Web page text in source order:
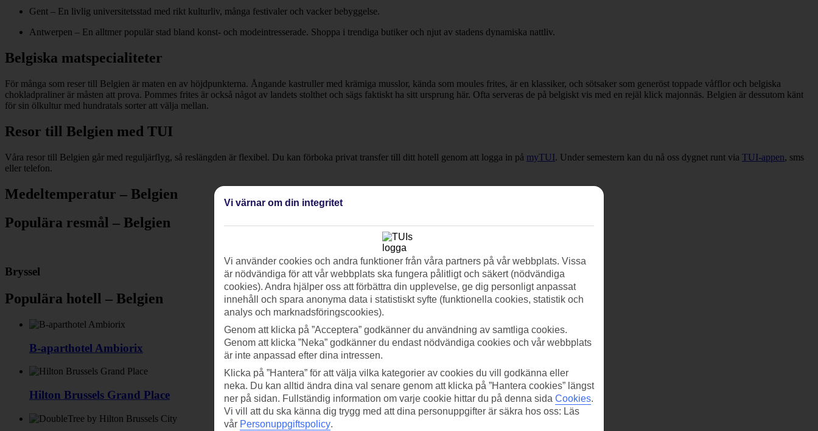
Gent – En livlig universitetsstad med rikt kulturliv, många festivaler och vacker bebyggelse.
Antwerpen – En alltmer populär stad bland konst- och modeintresserade. Shoppa i trendiga butiker och njut av stadens dynamiska nattliv.
Belgiska matspecialiteter
För många som reser till Belgien är maten en av höjdpunkterna. Ångande kastruller med krämiga musslor, kända som moules frites, är en klassiker, och sötsaker som generöst toppade våfflor och belgiska
chokladpraliner är måsten att prova. Pommes frites är också något av landets stolthet och sägs faktiskt ha sitt ursprung här. Ofta serveras de på belgiskt vis med en rejäl klick majonnäs. Belgien är dessutom känt
för sin ölkultur med hundratals sorter att välja mellan.
Resor till Belgien med TUI
Våra resor till Belgien går med reguljärflyg, så reslängden är flexibel. Du kan förboka privat transfer till ditt hotell genom att logga in på myTUI. Under semestern kan du nå oss dygnet runt via TUI-appen, sms
eller telefon.
Medeltemperatur – Belgien
Populära resmål – Belgien
Bryssel
Populära hotell – Belgien
B-aparthotel Ambiorix
Hilton Brussels Grand Place
Vi värnar om din integritet
Vi använder cookies och andra funktioner från våra partners på vår webbplats. Vissa
är nödvändiga för att vår webbplats ska fungera pålitligt och säkert (nödvändiga
cookies). Andra hjälper oss att förbättra din upplevelse, ge dig personligt anpassat
innehåll och spara anonyma data i statistiskt syfte (funktionella cookies, statistik och
analys och marknadsföringscookies).
Genom att klicka på ”Acceptera” godkänner du användning av samtliga cookies.
Genom att klicka ”Neka” godkänner du endast nödvändiga cookies och vår webbplats
är inte anpassad efter dina intressen.
Klicka på ”Hantera” för att välja vilka kategorier av cookies du vill godkänna eller
neka. Du kan alltid ändra dina val senare genom att klicka på ”Hantera cookies” längst
ner på sidan. Fullständig information om varje cookie hittar du på denna sida Cookies.
Vi vill att du ska känna dig trygg med att dina personuppgifter är säkra hos oss: Läs
vår Personuppgiftspolicy.